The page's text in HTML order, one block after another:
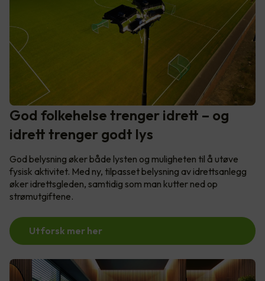
God folkehelse trenger idrett – og
idrett trenger godt lys
God belysning øker både lysten og muligheten til å utøve
fysisk aktivitet. Med ny, tilpasset belysning av idrettsanlegg
øker idrettsgleden, samtidig som man kutter ned op
strømutgiftene.
Utforsk mer her